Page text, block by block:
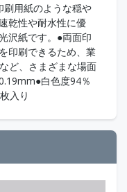
刷用紙のような穏や
乾性や耐水性に優
沢紙です。●両面印
印刷できるため、業
ど、さまざまな場面
白色度94％
入り